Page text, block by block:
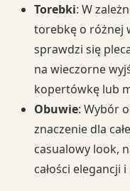
Torebki: W
torebkę o różnej
sprawdzi się
na wieczorne
kopertówkę lub
Obuwie: Wybór
znaczenie dla
casualowy look,
całości elegancji